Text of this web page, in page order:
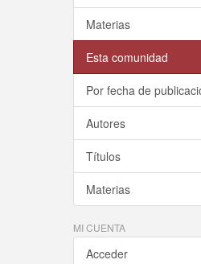
Materias
Esta comunidad
Por fecha de
Autores
Títulos
Materias
MI CUENTA
Acceder